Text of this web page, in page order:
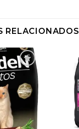
RELACIONADOS
Adicionar
à lista de
desejos